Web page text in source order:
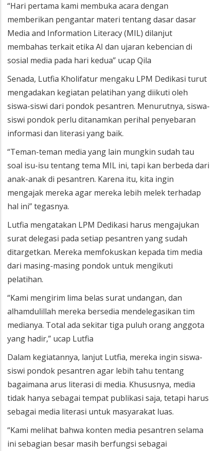
“Hari pertama kami membuka acara dengan
memberikan pengantar materi tentang dasar dasar
Media and Information Literacy (MIL) dilanjut
membahas terkait etika AI dan ujaran kebencian di
sosial media pada hari kedua” ucap Qila
Senada, Lutfia Kholifatur mengaku LPM Dedikasi turut
mengadakan kegiatan pelatihan yang diikuti oleh
siswa-siswi dari pondok pesantren. Menurutnya, siswa-
siswi pondok perlu ditanamkan perihal penyebaran
informasi dan literasi yang baik.
“Teman-teman media yang lain mungkin sudah tau
soal isu-isu tentang tema MIL ini, tapi kan berbeda dari
anak-anak di pesantren. Karena itu, kita ingin
mengajak mereka agar mereka lebih melek terhadap
hal ini” tegasnya.
Lutfia mengatakan LPM Dedikasi harus mengajukan
surat delegasi pada setiap pesantren yang sudah
ditargetkan. Mereka memfokuskan kepada tim media
dari masing-masing pondok untuk mengikuti
pelatihan.
“Kami mengirim lima belas surat undangan, dan
alhamdulillah mereka bersedia mendelegasikan tim
medianya. Total ada sekitar tiga puluh orang anggota
yang hadir,” ucap Lutfia
Dalam kegiatannya, lanjut Lutfia, mereka ingin siswa-
siswi pondok pesantren agar lebih tahu tentang
bagaimana arus literasi di media. Khususnya, media
tidak hanya sebagai tempat publikasi saja, tetapi harus
sebagai media literasi untuk masyarakat luas.
“Kami melihat bahwa konten media pesantren selama
ini sebagian besar masih berfungsi sebagai